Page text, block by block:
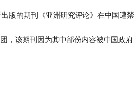
版的期刊《亚洲研究评论》在中国遭禁
，该期刊因为其中部份内容被中国政府